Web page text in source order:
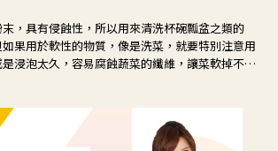
，具有侵蝕性，所以用來清洗杯碗瓢盆之類的
如果用於軟性的物質，像是洗菜，就要特別注意用
浸泡太久，容易腐蝕蔬菜的纖維，讓菜軟掉不清